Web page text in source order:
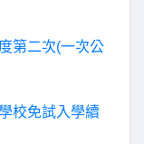
第二次(一次公
校免試入學續